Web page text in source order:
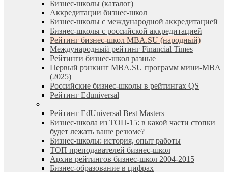
Бизнес-школы (каталог)
Аккредитации бизнес-школ
Бизнес-школы с международной аккредитацией
Бизнес-школы с российской аккредитацией
Рейтинг бизнес-школ MBA.SU (народный)
Международный рейтинг Financial Times
Рейтинги бизнес-школ разные
Первый рэнкинг MBA.SU программ мини-MBA
(2025)
Российские бизнес-школы в рейтингах QS
Рейтинг Eduniversal
—
Рейтинг EdUniversal Best Masters
Бизнес-школа из ТОП-15: в какой части стопки
будет лежать ваше резюме?
Бизнес-школы: история, опыт работы
ТОП преподавателей бизнес-школ
Архив рейтингов бизнес-школ 2004-2015
Бизнес-образование в цифрах